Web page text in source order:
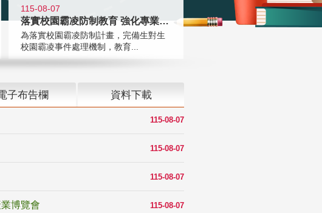
115-08-07
落實校園霸凌防制教育 強化專業知能
為落實校園霸凌防制計畫，完備生對生
校園霸凌事件處理機制，教育...
子布告欄 資料下載
115-08-07
115-08-07
115-08-07
115-08-07
博覽會